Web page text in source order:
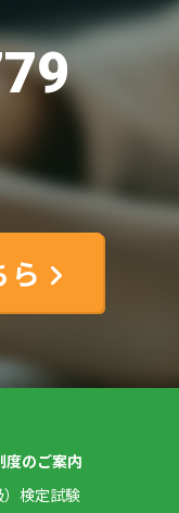
度のご案内
検定試験